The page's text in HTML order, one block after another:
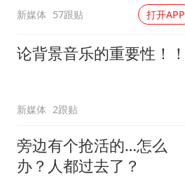
新媒体 57跟贴 打开APP
论背景音乐的重要性！！
新媒体 2跟贴
旁边有个抢活的…怎么
办？人都过去了？